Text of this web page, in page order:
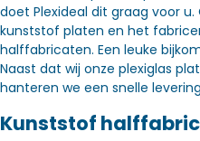
doet Plexideal dit graag voor
kunststof platen en het
halffabricaten. Een leuke
Naast dat wij onze plexiglas
hanteren we een snelle
Kunststof